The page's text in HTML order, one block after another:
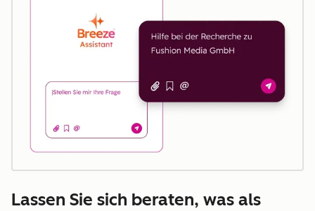
Lassen Sie sich beraten, was als